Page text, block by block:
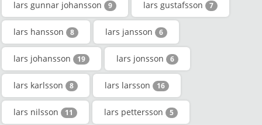
lars gunnar johansson 9 lars gustafsson 7
lars hansson 8 lars jansson 6
lars johansson 19 lars jonsson 6
lars karlsson 8 lars larsson 16
lars nilsson 11 lars pettersson 5